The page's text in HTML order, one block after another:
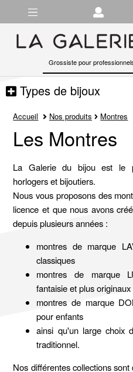
Grossiste pour
Types de bijoux
Accueil Nos produits Montres
Les Montres
La Galerie du bijou est le
horlogers et bijoutiers.
Nous vous proposons des
licence et que nous avons
depuis plusieurs années :
montres de marque
classiques
montres de marque
fantaisie et plus originaux
montres de marque
pour enfants
ainsi qu'un large choix
traditionnel.
Nos différentes collections
Gérer les préférences en matière de